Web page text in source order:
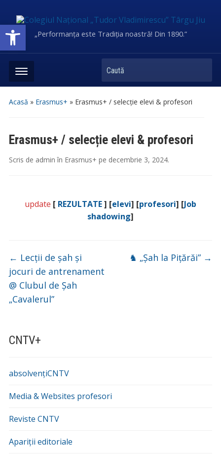
Deschide bara de unelte„Performanța este Tradiția noastră! Din 1890.”
Caută
Acasă » Erasmus+ » Erasmus+ / selecție elevi & profesori
CNTV+
absolvențiCNTV
Media & Websites profesori
Reviste CNTV
Apariții editoriale
Erasmus+ / selecție elevi & profesori
Scris de admin în Erasmus+ pe decembrie 3, 2024.
update [ REZULTATE] [elevi] [profesori] [Job
shadowing]
← Lecții de șah și
jocuri de antrenament
@ Clubul de Șah
„Cavalerul”
♞ „Șah la Pițărăi” →